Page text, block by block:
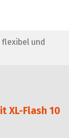
flexibel und
XL-Flash 10